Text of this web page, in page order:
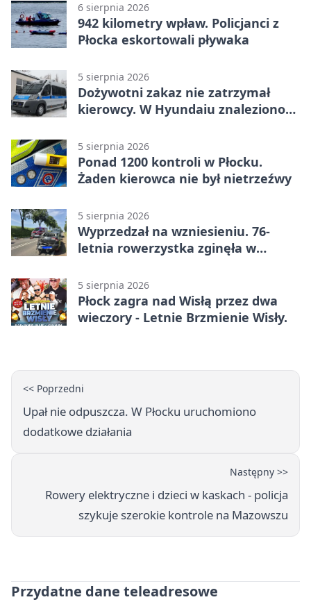
6 sierpnia 2026
942 kilometry wpław. Policjanci z
Płocka eskortowali pływaka
5 sierpnia 2026
Dożywotni zakaz nie zatrzymał
kierowcy. W Hyundaiu znaleziono
5 sierpnia 2026
Ponad 1200 kontroli w Płocku.
Żaden kierowca nie był nietrzeźwy
5 sierpnia 2026
Wyprzedzał na wzniesieniu. 76-
letnia rowerzystka zginęła w
5 sierpnia 2026
Płock zagra nad Wisłą przez dwa
wieczory - Letnie Brzmienie Wisły.
<< Poprzedni
Upał nie odpuszcza. W Płocku uruchomiono
dodatkowe działania
Następny >>
Rowery elektryczne i dzieci w kaskach - policja
szykuje szerokie kontrole na Mazowszu
Przydatne dane teleadresowe